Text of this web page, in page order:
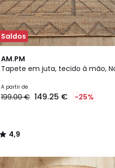
Saldos
AM.PM
Tapete em juta, tecido à mão,
A partir de
199.00 € 149.25 € -25%
4,9
/ 5
4,9
/